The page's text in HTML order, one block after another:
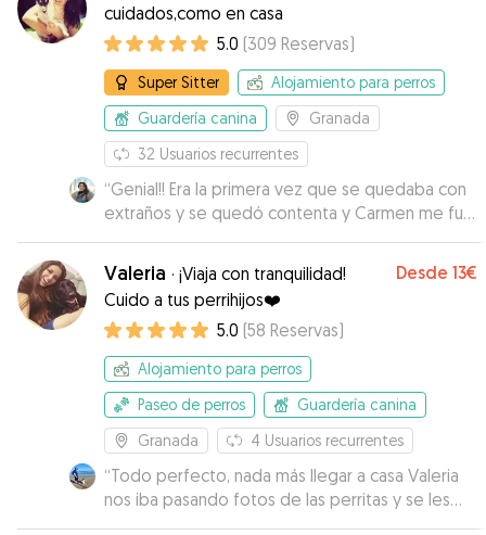
cuidados,como en casa
5.0 (309 Reservas)
Super Sitter
Alojamiento para perros
Guardería canina
Granada
32 Usuarios recurrentes
“Genial!! Era la primera vez que se quedaba con
extraños y se quedó contenta y Carmen me fue
contando que tal estaba . Volvería a dejarla con
ella. Muy contenta.
Valeria · ¡Viaja con tranquilidad!
Cuido a tus perrihijos❤️
Desde 13€
5.0 (58 Reservas)
Alojamiento para perros
Paseo de perros
Guardería canina
Granada
4 Usuarios recurrentes
“Todo perfecto, nada más llegar a casa Valeria
nos iba pasando fotos de las perritas y se les
veía tranquilas y contentas. Les puso el aire